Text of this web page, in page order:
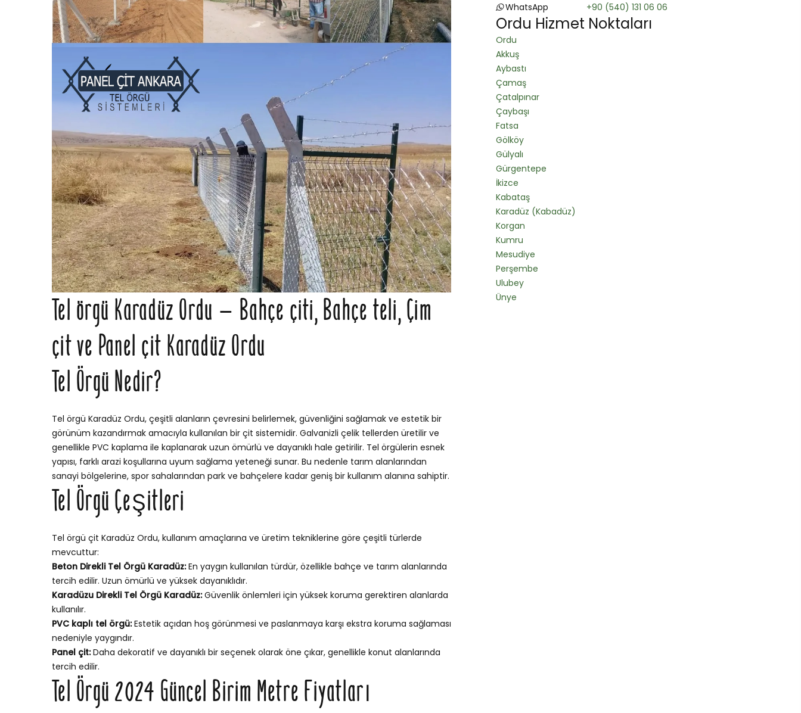
WhatsApp
+90 (540) 131 06 06
Ordu Hizmet Noktaları
Ordu
Akkuş
Aybastı
Çamaş
Çatalpınar
Çaybaşı
Fatsa
Gölköy
Gülyalı
Gürgentepe
İkizce
Kabataş
Karadüz (Kabadüz)
Korgan
Kumru
Mesudiye
Perşembe
Ulubey
Ünye
Tel örgü Karadüz Ordu – Bahçe çiti, Bahçe teli, Çim
çit ve Panel çit Karadüz Ordu
Tel Örgü Nedir?
Tel örgü Karadüz Ordu, çeşitli alanların çevresini belirlemek, güvenliğini sağlamak ve estetik bir
görünüm kazandırmak amacıyla kullanılan bir çit sistemidir. Galvanizli çelik tellerden üretilir ve
genellikle PVC kaplama ile kaplanarak uzun ömürlü ve dayanıklı hale getirilir. Tel örgülerin esnek
yapısı, farklı arazi koşullarına uyum sağlama yeteneği sunar. Bu nedenle tarım alanlarından
sanayi bölgelerine, spor sahalarından park ve bahçelere kadar geniş bir kullanım alanına sahiptir.
Tel Örgü Çeşitleri
Tel örgü çit Karadüz Ordu, kullanım amaçlarına ve üretim tekniklerine göre çeşitli türlerde
mevcuttur:
Beton Direkli Tel Örgü Karadüz:En yaygın kullanılan türdür, özellikle bahçe ve tarım alanlarında
tercih edilir. Uzun ömürlü ve yüksek dayanıklıdır.
Karadüzu Direkli Tel Örgü Karadüz:Güvenlik önlemleri için yüksek koruma gerektiren alanlarda
kullanılır.
PVC kaplı tel örgü:Estetik açıdan hoş görünmesi ve paslanmaya karşı ekstra koruma sağlaması
nedeniyle yaygındır.
Panel çit:Daha dekoratif ve dayanıklı bir seçenek olarak öne çıkar, genellikle konut alanlarında
tercih edilir.
Tel Örgü 2024 Güncel Birim Metre Fiyatları